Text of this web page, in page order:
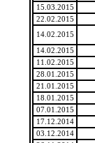
15.03.2015
22.02.2015
14.02.2015
14.02.2015
11.02.2015
28.01.2015
21.01.2015
18.01.2015
07.01.2015
17.12.2014
03.12.2014